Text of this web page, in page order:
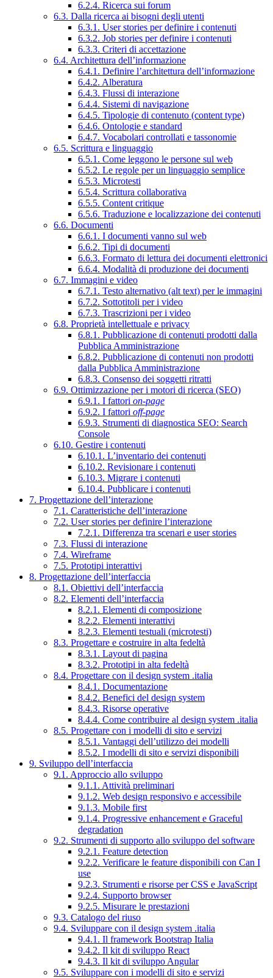
6.2.4. Ricerca sui forum
6.3. Dalla ricerca ai bisogni degli utenti
6.3.1. User stories per definire i contenuti
6.3.2. Job stories per definire i contenuti
6.3.3. Criteri di accettazione
6.4. Architettura dell’informazione
6.4.1. Definire l’architettura dell’informazione
6.4.2. Alberatura
6.4.3. Flussi di interazione
6.4.4. Sistemi di navigazione
6.4.5. Tipologie di contenuto (content type)
6.4.6. Ontologie e standard
6.4.7. Vocabolari controllati e tassonomie
6.5. Scrittura e linguaggio
6.5.1. Come leggono le persone sul web
6.5.2. Le regole per un linguaggio semplice
6.5.3. Microtesti
6.5.4. Scrittura collaborativa
6.5.5. Content critique
6.5.6. Traduzione e localizzazione dei contenuti
6.6. Documenti
6.6.1. I documenti vanno sul web
6.6.2. Tipi di documenti
6.6.3. Formato di lettura dei documenti elettronici
6.6.4. Modalità di produzione dei documenti
6.7. Immagini e video
6.7.1. Testo alternativo (alt text) per le immagini
6.7.2. Sottotitoli per i video
6.7.3. Trascrizioni per i video
6.8. Proprietà intellettuale e privacy
6.8.1. Pubblicazione di contenuti prodotti dalla
Pubblica Amministrazione
6.8.2. Pubblicazione di contenuti non prodotti
dalla Pubblica Amministrazione
6.8.3. Consenso dei soggetti ritratti
6.9. Ottimizzazione per i motori di ricerca (SEO)
6.9.1. I fattori on-page
6.9.2. I fattori off-page
6.9.3. Strumenti di diagnostica SEO: Search
Console
6.10. Gestire i contenuti
6.10.1. L’inventario dei contenuti
6.10.2. Revisionare i contenuti
6.10.3. Migrare i contenuti
6.10.4. Pubblicare i contenuti
7. Progettazione dell’interazione
7.1. Caratteristiche dell’interazione
7.2. User stories per definire l’interazione
7.2.1. Differenza tra scenari e user stories
7.3. Flussi di interazione
7.4. Wireframe
7.5. Prototipi interattivi
8. Progettazione dell’interfaccia
8.1. Obiettivi dell’interfaccia
8.2. Elementi dell’interfaccia
8.2.1. Elementi di composizione
8.2.2. Elementi interattivi
8.2.3. Elementi testuali (microtesti)
8.3. Progettare e costruire in alta fedeltà
8.3.1. Layout di pagina
8.3.2. Prototipi in alta fedeltà
8.4. Progettare con il design system .italia
8.4.1. Documentazione
8.4.2. Benefici del design system
8.4.3. Risorse operative
8.4.4. Come contribuire al design system .italia
8.5. Progettare con i modelli di sito e servizi
8.5.1. Vantaggi dell’utilizzo dei modelli
8.5.2. I modelli di sito e servizi disponibili
9. Sviluppo dell’interfaccia
9.1. Approccio allo sviluppo
9.1.1. Attività preliminari
9.1.2. Web design responsivo e accessibile
9.1.3. Mobile first
9.1.4. Progressive enhancement e Graceful
degradation
9.2. Strumenti di supporto allo sviluppo del software
9.2.1. Feature detection
9.2.2. Verificare le feature disponibili con Can I
use
9.2.3. Strumenti e risorse per CSS e JavaScript
9.2.4. Supporto browser
9.2.5. Misurare le prestazioni
9.3. Catalogo del riuso
9.4. Sviluppare con il design system .italia
9.4.1. Il framework Bootstrap Italia
9.4.2. Il kit di sviluppo React
9.4.3. Il kit di sviluppo Angular
9.5. Sviluppare con i modelli di sito e servizi